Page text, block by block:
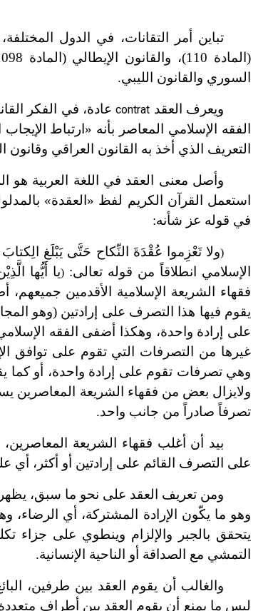
تباين أمر التقانات، في الدول
السوري والقانون الليبي.
ويعرف العقد contratعادة، في الفكر
الفقه الإسلامي المعاصر بأنه «ارتباط
التعريف الذي أخذ به القانون العراقي وقانون
وأصل معنى العقد في اللغة العربية هو
استعمل القرآن الكريم لفظ «العقدة»
في قوله عز شأنه:
)ولا تَعْزِموا عُقْدَةَ النِّكاح حَتَّى يَبْلَغ
الإسلامي انطلاقاً من قوله تعالى: )يا أَيُّها
فقهاء الشريعة الإسلامية الأقدمين
يقوم فيها هذا التصرف على إرادتين (وهو
على إرادة واحدة، وهكذا أضفى الفقه
غيرها من التصرفات التي تقوم على توافق
وهي تصرفات تقوم على إرادة واحدة، أو كما
ولايزال بعض من فقهاء الشريعة المعاصرين
تصرفاً صادراً من جانب واحد.
بيد أن أغلب فقهاء الشريعة
على التصرف القائم على إرادتين أو أكثر،
ومن تعريف العقد على نحو ما سبق، يظهر
وهو ما يكّون الإرادة المشتركة، أي الرضاء،
يتحقق بالجبر والإلزام وينطوي على جزاء
التمشي مع الصداقة أو الناحية الإنسانية.
والغالب أن يقوم العقد بين طرفين،
ليس ما يمنع أن يقوم العقد بين أطراف